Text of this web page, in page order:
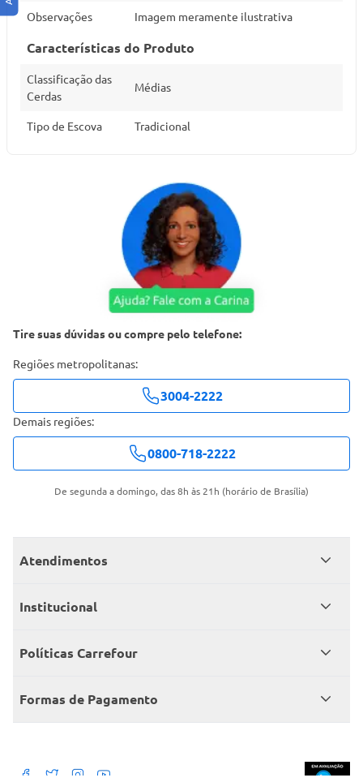
Observações Imagem meramente ilustrativa
Características do Produto
Classificação das
Cerdas
Médias
Tipo de Escova Tradicional
Tire suas dúvidas ou compre pelo telefone:
Regiões metropolitanas:
3004-2222
Demais regiões:
0800-718-2222
De segunda a domingo, das 8h às 21h (horário de Brasília)
Atendimentos
Meus pedidos
Consumidor.gov
Institucional
Grupo Carrefour Brasil
Produtos Carrefour
Políticas Carrefour
Políticas de entregas
Políticas de trocas e devoluções
Formas de Pagamento